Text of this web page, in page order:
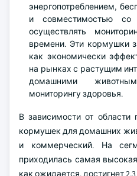
энергопотреблением,
и совместимостью со
осуществлять
времени. Эти кормушки
как экономически
на рынках с растущим
домашними
мониторингу здоровья.
В зависимости от
кормушек для домашних
и коммерческий. На
приходилась самая
как ожидается, достигнет